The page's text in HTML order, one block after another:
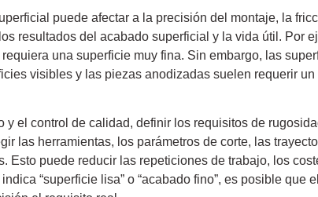
puede afectar a la precisión del montaje, la
resultados del acabado superficial y la vida útil. Por
una superficie muy fina. Sin embargo, las
visibles y las piezas anodizadas suelen requerir un
y el control de calidad, definir los requisitos de
las herramientas, los parámetros de corte, las
Esto puede reducir las repeticiones de trabajo, los
“superficie lisa” o “acabado fino”, es posible que